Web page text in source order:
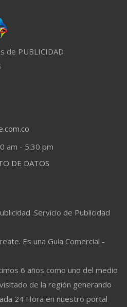
de PUBLICIDAD
am - 5:30 pm
DE DATOS
.Servicio de Publicidad
Es una Guía Comercial -
6 años como uno del medio
de la región generando
24 Hora en nuestro portal